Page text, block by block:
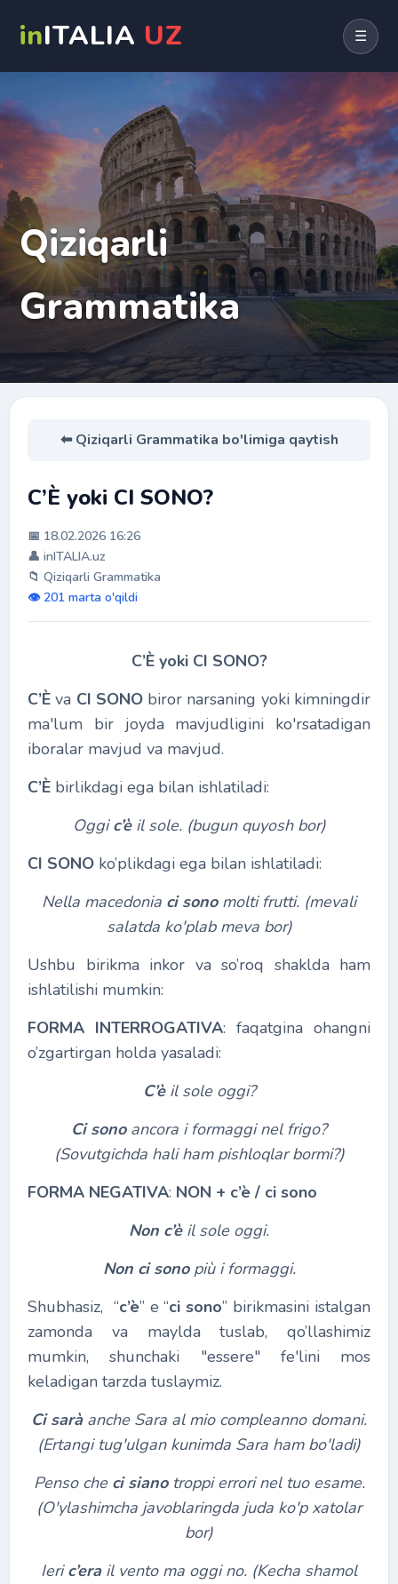
inITALIA UZ ☰
Qiziqarli
Grammatika
⬅ Qiziqarli Grammatika bo'limiga qaytish
C’È yoki CI SONO?
📅 18.02.2026 16:26
👤 inITALIA.uz
📁 Qiziqarli Grammatika
👁️ 201 marta o'qildi
C’È yoki CI SONO?
C’È va CI SONO biror narsaning yoki kimningdir
ma'lum bir joyda mavjudligini ko'rsatadigan
iboralar mavjud va mavjud.
C’È birlikdagi ega bilan ishlatiladi:
Oggic’èil sole. (bugun quyosh bor)
CI SONO ko’plikdagi ega bilan ishlatiladi:
Nella macedonia ci sonomolti frutti. (mevali
salatda ko'plab meva bor)
Ushbu birikma inkor va so’roq shaklda ham
ishlatilishi mumkin:
FORMA INTERROGATIVA: faqatgina ohangni
o’zgartirgan holda yasaladi:
C’è il sole oggi?
Ci sonoancora i formaggi nel frigo?
(Sovutgichda hali ham pishloqlar bormi?)
FORMA NEGATIVA: NON + c’è / ci sono
Non c’è il sole oggi.
Non ci sono più i formaggi.
Shubhasiz, “c’è” e “ci sono” birikmasini istalgan
zamonda va maylda tuslab, qo’llashimiz
mumkin, shunchaki "essere" fe'lini mos
keladigan tarzda tuslaymiz.
Ci saràanche Sara al mio compleanno domani.
(Ertangi tug'ulgan kunimda Sara ham bo'ladi)
Penso che ci siano troppi errori nel tuo esame.
(O'ylashimcha javoblaringda juda ko'p xatolar
bor)
Ieric’era il vento ma oggi no. (Kecha shamol